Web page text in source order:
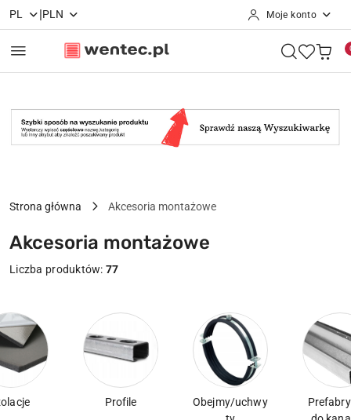
Przejdź do treści głównej
Przejdź do wyszukiwarki
Przejdź do moje konto
Przejdź do menu głównego
Przejdź do stopki
PL |PLN Moje konto
Strona główna Akcesoria montażowe
Akcesoria montażowe
Liczba produktów:77
Profile
Obejmy/uchwy